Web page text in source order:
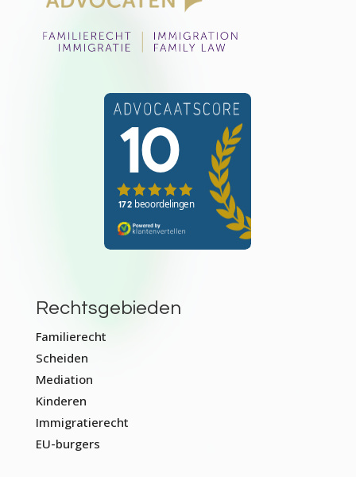
Rechtsgebieden
Familierecht
Scheiden
Mediation
Kinderen
Immigratierecht
EU-burgers